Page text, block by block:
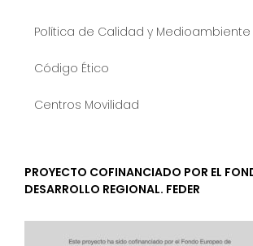
Política de Calidad y Medioambiente
Código Ético
Centros Movilidad
PROYECTO COFINANCIADO POR EL
DESARROLLO REGIONAL. FEDER